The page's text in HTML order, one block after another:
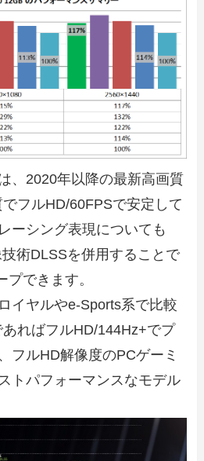
、2020年以降の最新高画質
フルHD/60FPSで安定して
ーシング表現についても
術DLSSを併用することで
プできます。
イヤルやe-Sports系で比較
ればフルHD/144Hz+でプ
フルHD解像度のPCゲーミ
トパフォーマンスなモデル